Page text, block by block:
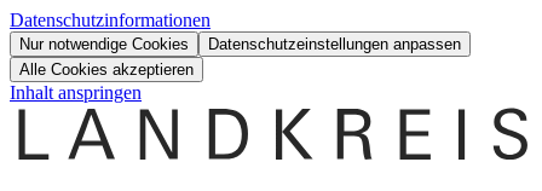
Datenschutzinformationen
Nur notwendige Cookies
Datenschutzeinstellungen anpassen
Alle Cookies akzeptieren
Inhalt anspringen